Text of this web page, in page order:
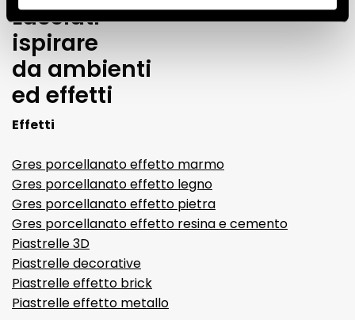
Lasciati
ispirare
da ambienti
ed effetti
Effetti
Gres porcellanato effetto marmo
Gres porcellanato effetto legno
Gres porcellanato effetto pietra
Gres porcellanato effetto resina e cemento
Piastrelle 3D
Piastrelle decorative
Piastrelle effetto brick
Piastrelle effetto metallo